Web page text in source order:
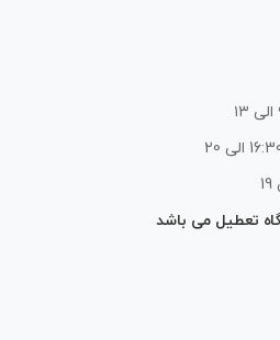
الی 20
تعطیل می باشد